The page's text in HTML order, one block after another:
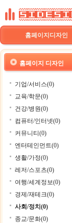
홈페이지디자인
홈페이지 디자인
기업/서비스(0)
교육/학문(0)
건강/병원(0)
컴퓨터/인터넷(0)
커뮤니티(0)
엔터테인먼트(0)
생활/가정(0)
레저/스포츠(0)
여행/세계정보(0)
경제/재테크(0)
사회/정치(0)
종교/문화(0)